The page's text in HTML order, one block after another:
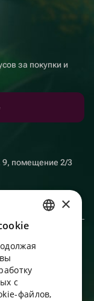
за покупки и
9, помещение 2/3
ENGLISH
UKRAINIAN
PORTUGUESE
×
с
файлов,